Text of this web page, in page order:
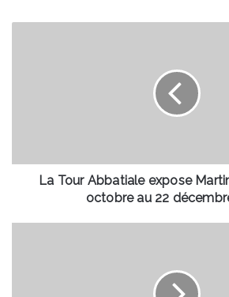
octobre
La Tour Abbatiale expose
octobre au 22